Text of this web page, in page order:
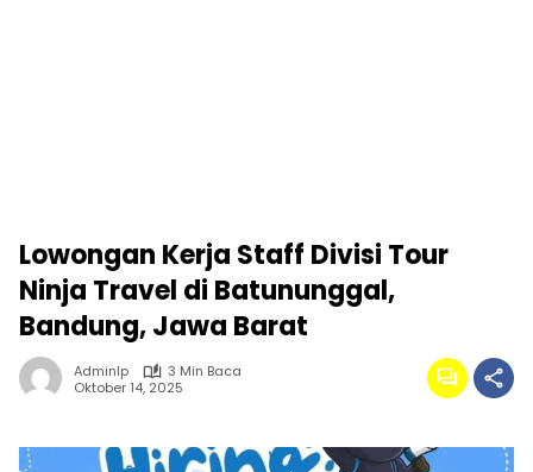
Lowongan Kerja Staff Divisi Tour
Ninja Travel di Batununggal,
Bandung, Jawa Barat
Adminlp
3 Min Baca
Oktober 14, 2025